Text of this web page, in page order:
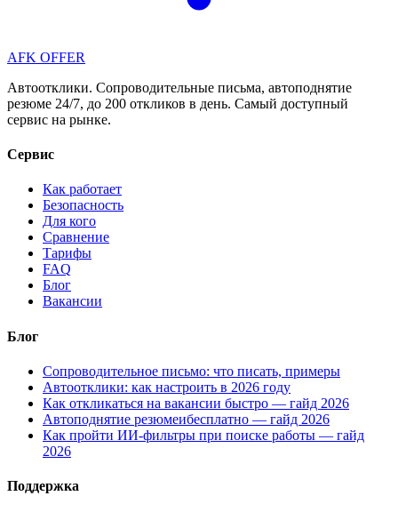
AFK OFFER
Автоотклики. Сопроводительные письма, автоподнятие
резюме 24/7, до 200 откликов в день. Самый доступный
сервис на рынке.
Сервис
Как работает
Безопасность
Для кого
Сравнение
Тарифы
FAQ
Блог
Вакансии
Блог
Сопроводительное письмо: что писать, примеры
Автоотклики: как настроить в 2026 году
Как откликаться на вакансии быстро — гайд 2026
Автоподнятие резюмеибесплатно — гайд 2026
Как пройти ИИ-фильтры при поиске работы — гайд
2026
Поддержка